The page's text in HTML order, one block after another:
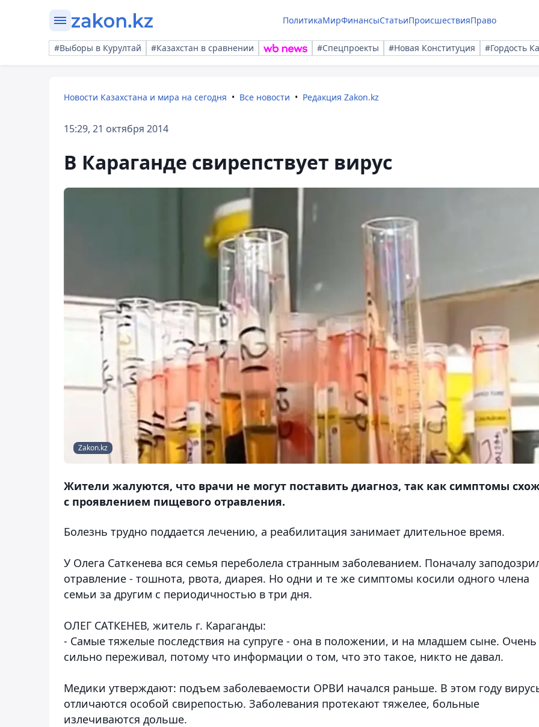
ПолитикаМирФинансыСтатьиПроисшествияПраво
#Выборы в Курултай #Казахстан в сравнении #Спецпроекты #Новая Конституция #Гордость
Новости Казахстана и мира на сегодня Все новости Редакция Zakon.kz
15:29, 21 октября 2014
В Караганде свирепствует вирус
Zakon.kz
Жители жалуются, что врачи не могут поставить диагноз, так как симптомы
с проявлением пищевого отравления.
Болезнь трудно поддается лечению, а реабилитация занимает длительное время.
У Олега Саткенева вся семья переболела странным заболеванием. Поначалу
отравление - тошнота, рвота, диарея. Но одни и те же симптомы косили одного члена
семьи за другим с периодичностью в три дня.
ОЛЕГ САТКЕНЕВ, житель г. Караганды:
- Самые тяжелые последствия на супруге - она в положении, и на младшем сыне. Очень
сильно переживал, потому что информации о том, что это такое, никто не давал.
Медики утверждают: подъем заболеваемости ОРВИ начался раньше. В этом году
отличаются особой свирепостью. Заболевания протекают тяжелее, больные
излечиваются дольше.